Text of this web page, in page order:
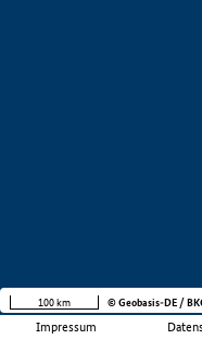
Impressum
100 km © Geobasis-DE /